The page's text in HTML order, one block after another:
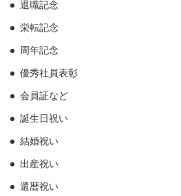
退職記念
栄転記念
周年記念
優秀社員表彰
会員証など
誕生日祝い
結婚祝い
出産祝い
還暦祝い